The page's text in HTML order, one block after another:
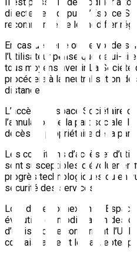
directement depuis l’Espace
recommandé de le modifier
En cas de perte ou de vol de
l’Utilisateur pense que celui-ci
tous moyens avertir La Société
procédera à la neutralisation
distance.
L’accès à l’Espace Sociétaire
l’annulation de la part sociale.
décès du propriétaire de la part
Les conditions d’accès et
sont susceptibles d’évoluer en
progrès technologiques ou en
sécurité des services.
Lors d’une connexion à
évolution ou modification des
d’utilisation le concernant,
connaissance et les accepter